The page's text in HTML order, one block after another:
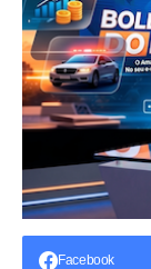
Facebook